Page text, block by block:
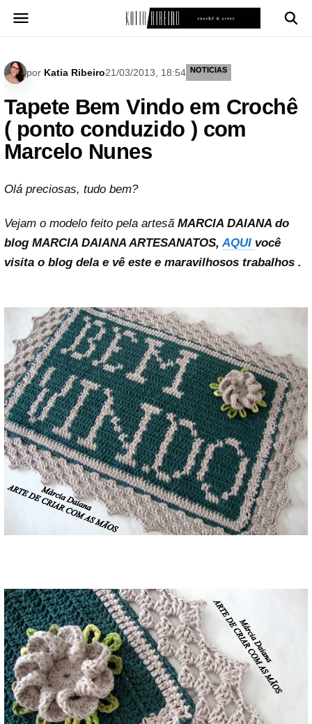
para
por Katia Ribeiro21/03/2013, 18:54 NOTICIAS
Tapete Bem Vindo em Crochê
( ponto conduzido ) com
Marcelo Nunes
Olá preciosas, tudo bem?
Vejam o modelo feito pela artesã MARCIA DAIANA do
blog MARCIA DAIANA ARTESANATOS, AQUI você
visita o blog dela e vê este e maravilhosos trabalhos .